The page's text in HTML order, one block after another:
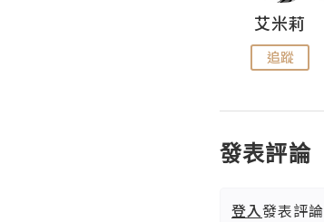
艾米莉
追蹤
發表評論
登入發表評論